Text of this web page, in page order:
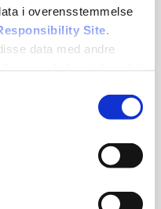
i overensstemmelse
Site
data med andre